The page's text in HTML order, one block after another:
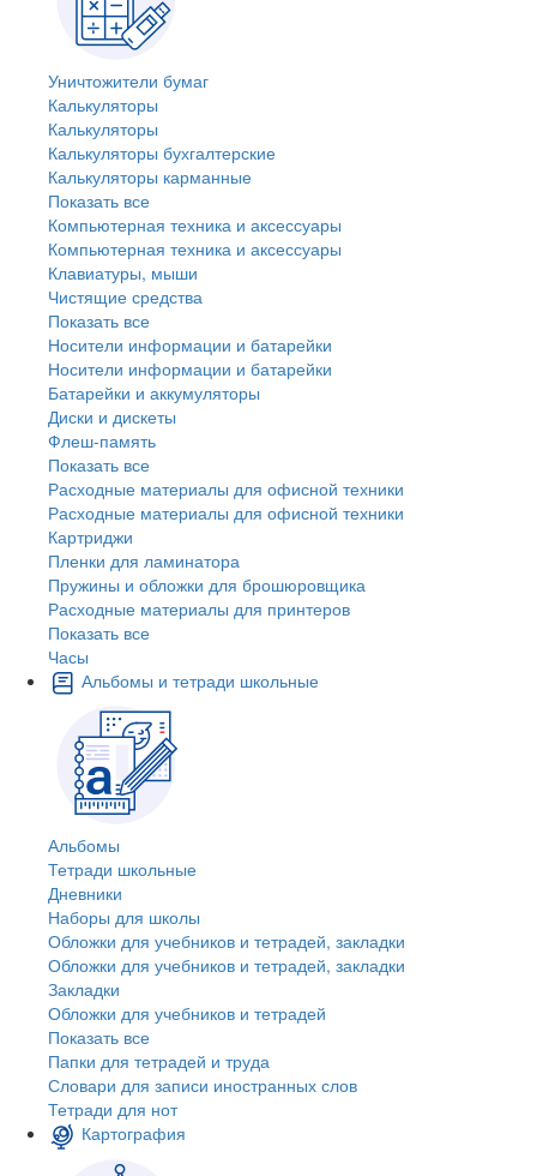
Уничтожители бумаг
Калькуляторы
Калькуляторы
Калькуляторы бухгалтерские
Калькуляторы карманные
Показать все
Компьютерная техника и аксессуары
Компьютерная техника и аксессуары
Клавиатуры, мыши
Чистящие средства
Показать все
Носители информации и батарейки
Носители информации и батарейки
Батарейки и аккумуляторы
Диски и дискеты
Флеш-память
Показать все
Расходные материалы для офисной техники
Расходные материалы для офисной техники
Картриджи
Пленки для ламинатора
Пружины и обложки для брошюровщика
Расходные материалы для принтеров
Показать все
Часы
Альбомы и тетради школьные
Альбомы
Тетради школьные
Дневники
Наборы для школы
Обложки для учебников и тетрадей, закладки
Обложки для учебников и тетрадей, закладки
Закладки
Обложки для учебников и тетрадей
Показать все
Папки для тетрадей и труда
Словари для записи иностранных слов
Тетради для нот
Картография